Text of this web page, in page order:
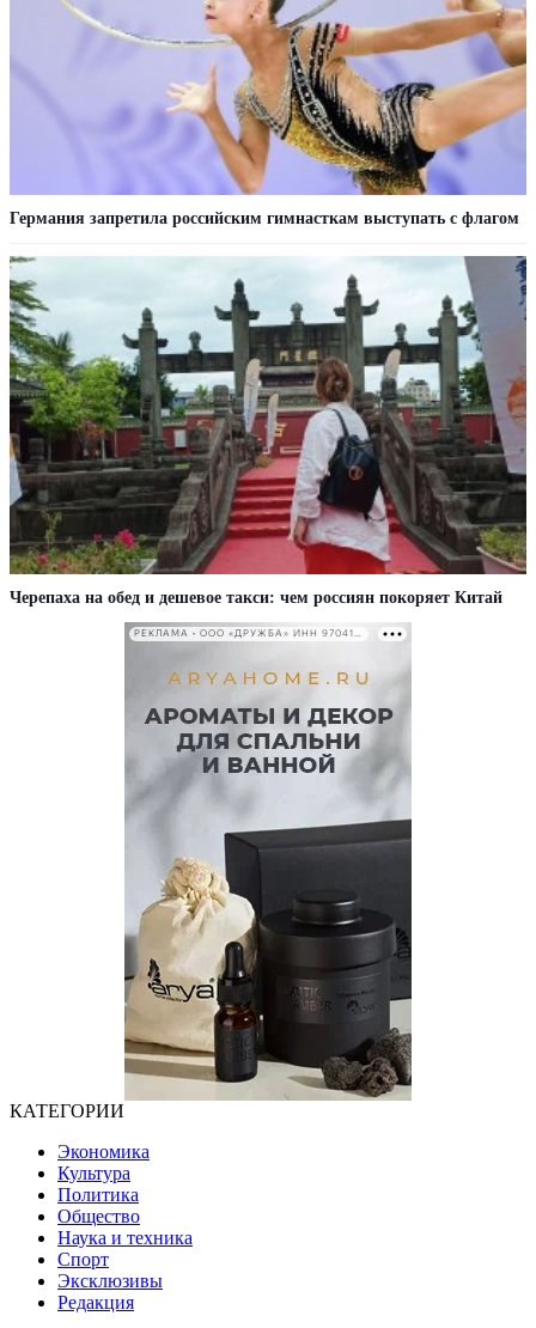
Германия запретила российским гимнасткам выступать с флагом
Черепаха на обед и дешевое такси: чем россиян покоряет Китай
РЕКЛАМА • ООО «ДРУЖБА» ИНН 9704146411
КАТЕГОРИИ
Экономика
Культура
Политика
Общество
Наука и техника
Спорт
Эксклюзивы
Редакция